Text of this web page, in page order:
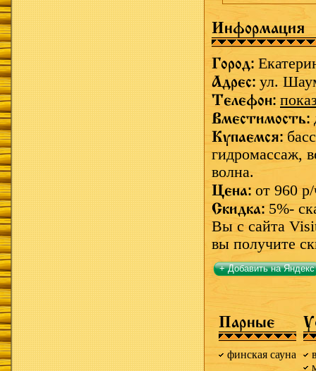
Информация
Город:
Адрес: ул.
Телефон:
Вместимость:
Купаемся:
гидромассаж,
волна.
Цена: от 960
Скидка: 5%-
Вы с сайта
вы получите
+ Добавить на Яндекс
Парные
финская сауна